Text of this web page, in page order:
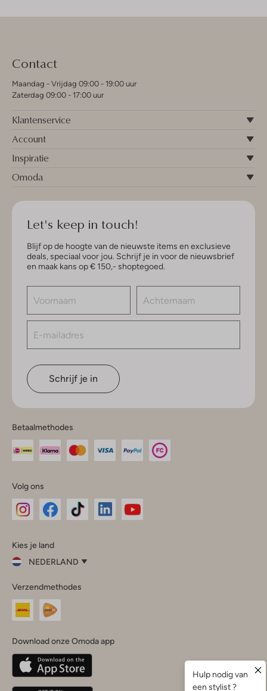
Contact
Maandag - Vrijdag 09:00 - 19:00 uur
Zaterdag 09:00 - 17:00 uur
Klantenservice
Account
Inspiratie
Omoda
Let's keep in touch!
Blijf op de hoogte van de nieuwste items en exclusieve
deals, speciaal voor jou. Schrijf je in voor de nieuwsbrief
en maak kans op € 150,- shoptegoed.
Schrijf je in
Betaalmethodes
Volg ons
InstagramFacebook
Kies je land
NEDERLAND
je
land
Nederland
Belgique(Français)
Deutschland
Verzendmethodes
Download onze Omoda app